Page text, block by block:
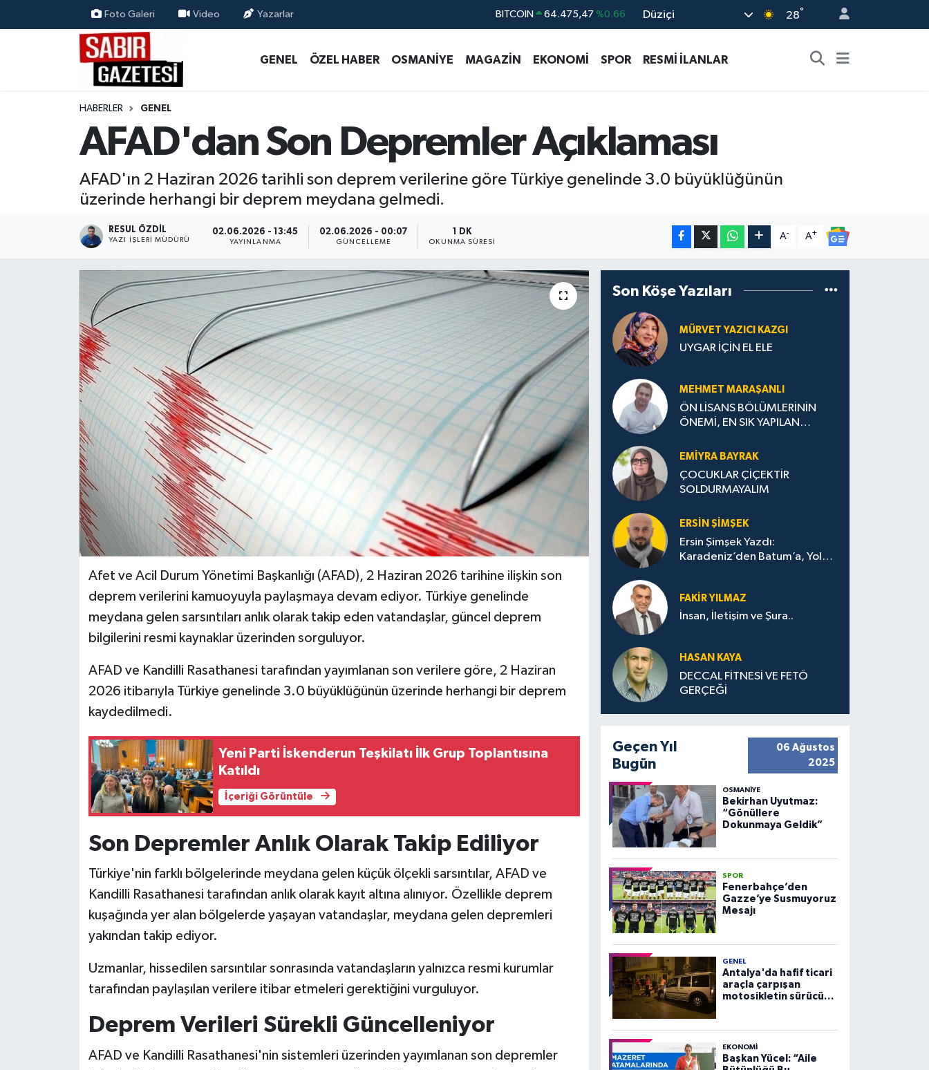
Foto Galeri Video Yazarlar DOLAR 47,5986 %0.06
STERLİN 64,2438 %0.21
BITCOIN 64.475,47 %0.66
Düziçi 28°
GENEL ÖZEL HABER OSMANİYE MAGAZİN EKONOMİ SPOR RESMİ İLANLAR
HABERLER GENEL
AFAD'dan Son Depremler Açıklaması
AFAD'ın 2 Haziran 2026 tarihli son deprem verilerine göre Türkiye genelinde 3.0 büyüklüğünün
üzerinde herhangi bir deprem meydana gelmedi.
RESUL ÖZDIL
YAZI İŞLERI MÜDÜRÜ
02.06.2026 - 13:45
YAYINLANMA
02.06.2026 - 00:07
GÜNCELLEME
1 DK
OKUNMA SÜRESI
A- A+
Afet ve Acil Durum Yönetimi Başkanlığı (AFAD), 2 Haziran 2026 tarihine ilişkin son
deprem verilerini kamuoyuyla paylaşmaya devam ediyor. Türkiye genelinde
meydana gelen sarsıntıları anlık olarak takip eden vatandaşlar, güncel deprem
bilgilerini resmi kaynaklar üzerinden sorguluyor.
AFAD ve Kandilli Rasathanesi tarafından yayımlanan son verilere göre, 2 Haziran
2026 itibarıyla Türkiye genelinde 3.0 büyüklüğünün üzerinde herhangi bir deprem
kaydedilmedi.
Yeni Parti İskenderun Teşkilatı İlk Grup Toplantısına
Katıldı
İçeriği Görüntüle
Son Depremler Anlık Olarak Takip Ediliyor
Türkiye'nin farklı bölgelerinde meydana gelen küçük ölçekli sarsıntılar, AFAD ve
Kandilli Rasathanesi tarafından anlık olarak kayıt altına alınıyor. Özellikle deprem
kuşağında yer alan bölgelerde yaşayan vatandaşlar, meydana gelen depremleri
yakından takip ediyor.
Uzmanlar, hissedilen sarsıntılar sonrasında vatandaşların yalnızca resmi kurumlar
tarafından paylaşılan verilere itibar etmeleri gerektiğini vurguluyor.
Deprem Verileri Sürekli Güncelleniyor
AFAD ve Kandilli Rasathanesi'nin sistemleri üzerinden yayımlanan son depremler
Son Köşe Yazıları
MÜRVET YAZICI KAZGI
UYGAR İÇİN EL ELE
MEHMET MARAŞANLI
ÖN LİSANS BÖLÜMLERİNİN
ÖNEMİ, EN SIK YAPILAN
STRATEJİLERİ
EMIYRA BAYRAK
ÇOCUKLAR ÇİÇEKTİR
SOLDURMAYALIM
ERSIN ŞIMŞEK
Ersin Şimşek Yazdı:
Karadeniz’den Batum’a, Yolun
FAKIR YILMAZ
İnsan, İletişim ve Şura..
HASAN KAYA
DECCAL FİTNESİ VE FETÖ
GERÇEĞİ
Geçen Yıl
Bugün
06 Ağustos
2025
OSMANIYE
Bekirhan Uyutmaz:
“Gönüllere
Dokunmaya Geldik”
SPOR
Fenerbahçe’den
Gazze’ye Susmuyoruz
Mesajı
GENEL
Antalya'da hafif ticari
araçla çarpışan
motosikletin sürücüsü
EKONOMI
Başkan Yücel: “Aile
ÖZEL HABER
MAGAZİN
EKONOMİ
Osmaniye Nöbetçi Eczaneler
Osmaniye Hava Durumu
Süper Lig Puan Durumu ve Fikstür
Tüm Manşetler
Son Dakika Haberleri